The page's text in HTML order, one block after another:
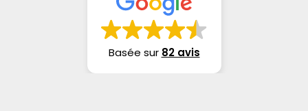
Basée sur 82 avis